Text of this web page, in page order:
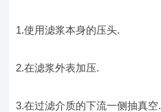
1.使用滤浆本身的压头.
2.在滤浆外表加压.
3.在过滤介质的下流一侧抽真空.